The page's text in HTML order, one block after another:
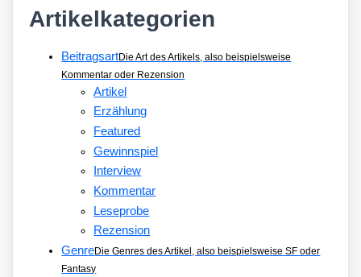
Artikelkategorien
BeitragsartDie Art des Artikels, also beispielsweise
Kommentar oder Rezension
Artikel
Erzählung
Featured
Gewinnspiel
Interview
Kommentar
Leseprobe
Rezension
GenreDie Genres des Artikel, also beispielsweise SF oder
Fantasy